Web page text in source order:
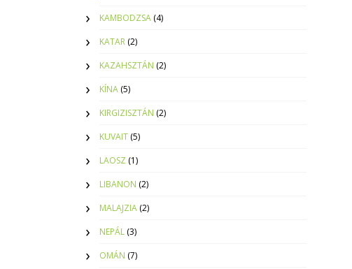
KAMBODZSA (4)
KATAR (2)
KAZAHSZTÁN (2)
KÍNA (5)
KIRGIZISZTÁN (2)
KUVAIT (5)
LAOSZ (1)
LIBANON (2)
MALAJZIA (2)
NEPÁL (3)
OMÁN (7)